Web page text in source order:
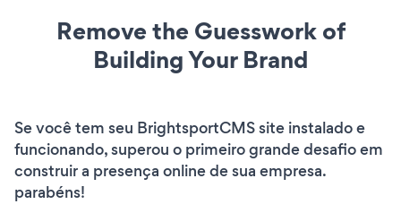
Remove the Guesswork of
Building Your Brand
Se você tem seu BrightsportCMS site instalado e
funcionando, superou o primeiro grande desafio em
construir a presença online de sua empresa.
parabéns!